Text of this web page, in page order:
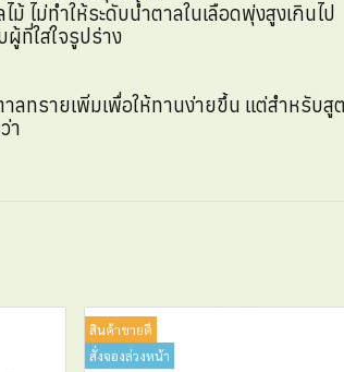
ไม่ทำให้ระดับน้ำตาลในเลือดพุ่งสูงเกินไป
ผู้ที่ใส่ใจรูปร่าง
ลทรายเพิ่มเพื่อให้ทานง่ายขึ้น แต่สำหรับสู
า
สินค้าขายดี
สั่งจองล่วงหน้า